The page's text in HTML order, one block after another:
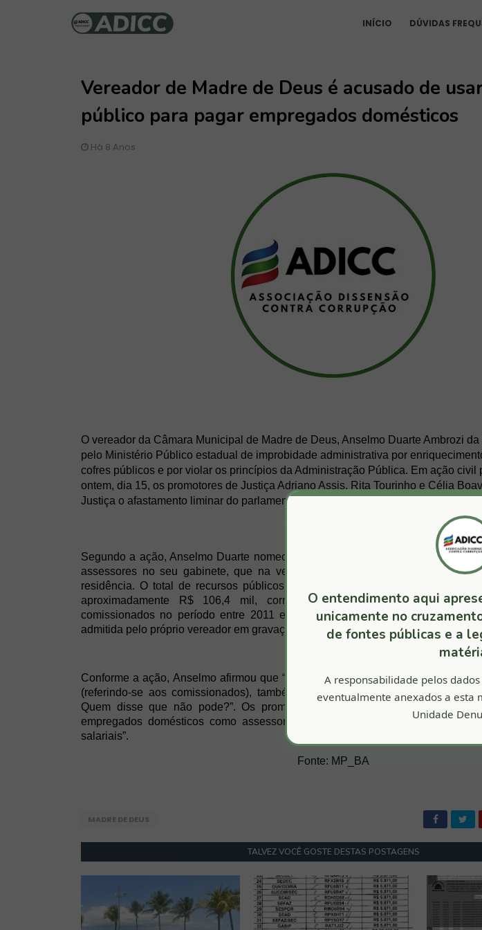
INÍCIO DÚVIDAS
Vereador de Madre de Deus é acusado de
público para pagar empregados domésticos
Há 8 Anos
O vereador da Câmara Municipal de Madre de Deus, Anselmo Duarte Ambrozi
pelo Ministério Público estadual de improbidade administrativa por
cofres públicos e por violar os princípios da Administração Pública. Em ação civil
ontem, dia 15, os promotores de Justiça Adriano Assis, Rita Tourinho e Célia
Justiça o afastamento liminar do parlamentar.
Segundo a ação, Anselmo Duarte nomeou dois funcionários fantasmas em
assessores no seu gabinete, que na verdade trabalhavam como empregados
residência. O total de recursos públicos utilizados indevidamente, sem
aproximadamente R$ 106,4 mil, correspondente ao pagamento dos
comissionados no período entre 2011 e 2018. Os promotores destacaram
admitida pelo próprio vereador em gravação em vídeo.
Conforme a ação, Anselmo afirmou que “aonde é que está que esta pessoa,
(referindo-se aos comissionados), também não possa fazer o trabalho
Quem disse que não pode?”. Os promotores afirmaram na ação que o
empregados domésticos como assessores de seu gabinete de modo a não
salariais”.
Fonte: MP_BA
MADRE DE DEUS
TALVEZ VOCÊ GOSTE DESTAS POSTAGENS
O entendimento aqui
unicamente no
de fontes públicas e a
A responsabilidade pelos
eventualmente anexados a esta
Unidade